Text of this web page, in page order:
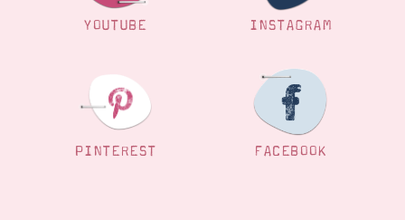
YOUTUBE INSTAGRAM
PINTEREST FACEBOOK